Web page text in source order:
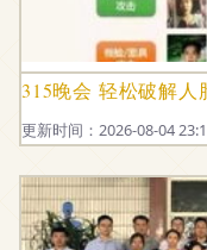
315晚会 轻松破解
更新时间：2026-08-04